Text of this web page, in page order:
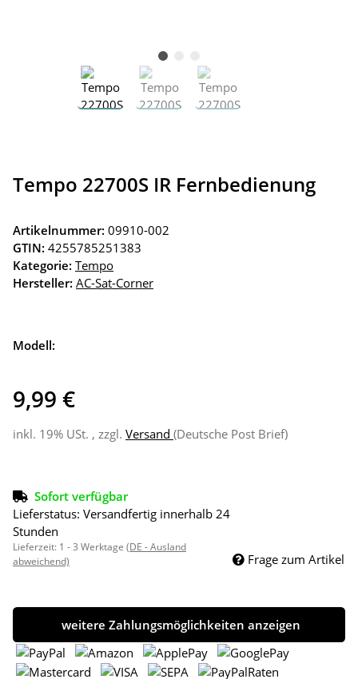
Tempo 22700S IR Fernbedienung
Artikelnummer: 09910-002
GTIN: 4255785251383
Kategorie: Tempo
Hersteller: AC-Sat-Corner
Modell:
9,99 €
inkl. 19% USt. , zzgl. Versand (Deutsche Post Brief)
Sofort verfügbar
Lieferstatus: Versandfertig innerhalb 24
Stunden
Lieferzeit: 1 - 3 Werktage (DE - Ausland
abweichend)
Frage zum Artikel
weitere Zahlungsmöglichkeiten anzeigen